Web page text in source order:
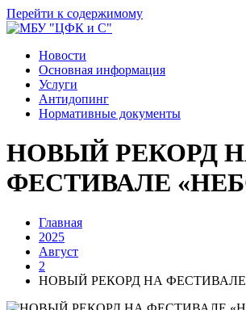
Перейти к содержимому
Новости
Основная информация
Услуги
Антидопинг
Нормативные документы
НОВЫЙ РЕКОРД
ФЕСТИВАЛЕ
Главная
2025
Август
2
НОВЫЙ РЕКОРД НА ФЕСТИВАЛЕ